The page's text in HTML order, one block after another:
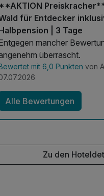
**AKTION
für Entdecker
| 3 Tage
mancher
angenehm überrascht.
mit 6,0 Punkten von
Alle Bewertungen
Zu den